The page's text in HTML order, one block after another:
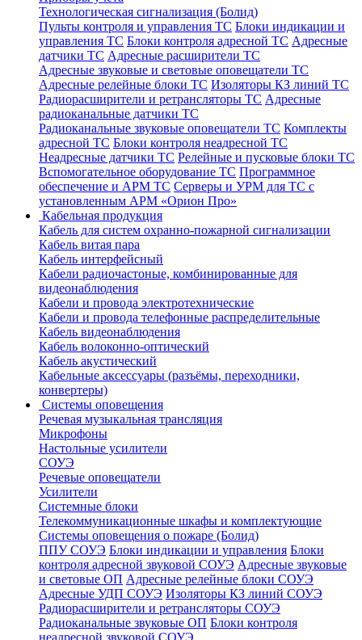
Технологическая сигнализация (Болид)
Пульты контроля и управления ТС Блоки индикации и
управления ТС Блоки контроля адресной ТС Адресные
датчики ТС Адресные расширители ТС
Адресные звуковые и световые оповещатели ТС
Адресные релейные блоки ТС Изоляторы КЗ линий ТС
Радиорасширители и ретрансляторы ТС Адресные
радиоканальные датчики ТС
Радиоканальные звуковые оповещатели ТС Комплекты
адресной ТС Блоки контроля неадресной ТС
Неадресные датчики ТС Релейные и пусковые блоки ТС
Вспомогательное оборудование ТС Программное
обеспечение и АРМ ТС Серверы и УРМ для ТС с
установленным АРМ «Орион Про»
Кабельная продукция
Кабель для систем охранно-пожарной сигнализации
Кабель витая пара
Кабель интерфейсный
Кабели радиочастоные, комбинированные для
видеонаблюдения
Кабели и провода электротехнические
Кабели и провода телефонные распределительные
Кабель видеонаблюдения
Кабель волоконно-оптический
Кабель акустический
Кабельные аксессуары (разъёмы, переходники,
конвертеры)
Системы оповещения
Речевая музыкальная трансляция
Микрофоны
Настольные усилители
СОУЭ
Речевые оповещатели
Усилители
Системные блоки
Телекоммуникационные шкафы и комплектующие
Системы оповещения о пожаре (Болид)
ППУ СОУЭ Блоки индикации и управления Блоки
контроля адресной звуковой СОУЭ Адресные звуковые
и световые ОП Адресные релейные блоки СОУЭ
Адресные УДП СОУЭ Изоляторы КЗ линий СОУЭ
Радиорасширители и ретрансляторы СОУЭ
Радиоканальные звуковые ОП Блоки контроля
неадресной звуковой СОУЭ